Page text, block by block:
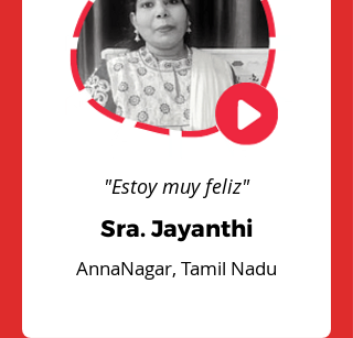
"Estoy muy feliz"
Sra. Jayanthi
AnnaNagar, Tamil Nadu